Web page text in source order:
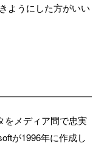
ようにした方がいい
をメディア間で忠実
が1996年に作成し